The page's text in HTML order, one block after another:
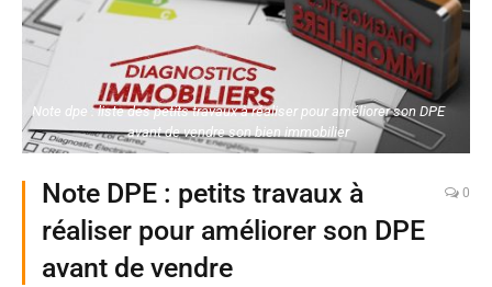
Note dpe : liste des petits travaux à réaliser pour améliorer son DPE
avant de vendre son bien immobilier
Note DPE : petits travaux à
réaliser pour améliorer son DPE
avant de vendre
0